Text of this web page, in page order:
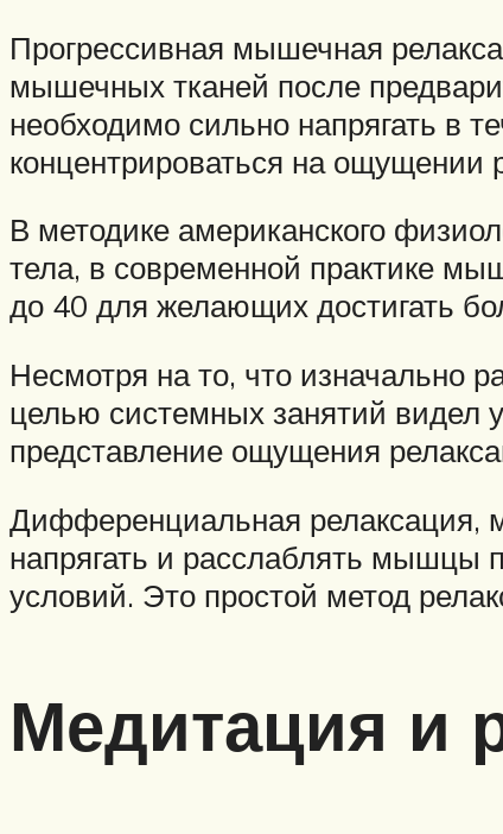
Прогрессивная мышечная
мышечных тканей после
необходимо сильно напрягать в
концентрироваться на ощущении
В методике американского
тела, в современной практике
до 40 для желающих достигать
Несмотря на то, что изначально
целью системных занятий видел
представление ощущения
Дифференциальная релаксация,
напрягать и расслаблять мышцы
условий. Это простой метод
Медитация и